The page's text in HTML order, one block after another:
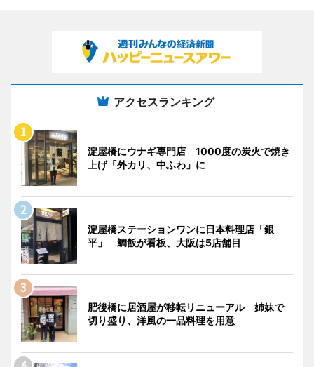
アクセスランキング
淀屋橋にウナギ専門店 1000度の炭火で焼き
上げ「外カリ、中ふわ」に
淀屋橋ステーションワンに日本料理店「銀
平」 鯛飯が看板、大阪は5店舗目
肥後橋に居酒屋が移転リニューアル 姉妹で
切り盛り、洋風の一品料理を用意